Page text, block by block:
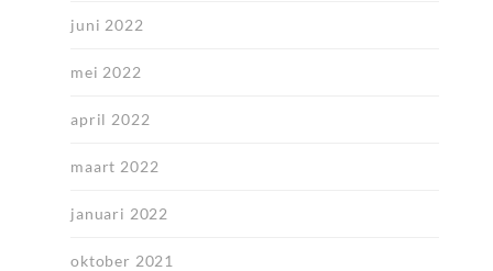
juni 2022
mei 2022
april 2022
maart 2022
januari 2022
oktober 2021